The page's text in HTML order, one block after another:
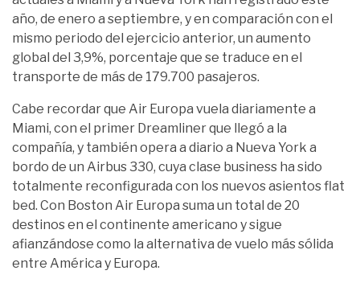
año, de enero a septiembre, y en comparación con el
mismo periodo del ejercicio anterior, un aumento
global del 3,9%, porcentaje que se traduce en el
transporte de más de 179.700 pasajeros.
Cabe recordar que Air Europa vuela diariamente a
Miami, con el primer Dreamliner que llegó a la
compañía, y también opera a diario a Nueva York a
bordo de un Airbus 330, cuya clase business ha sido
totalmente reconfigurada con los nuevos asientos flat
bed. Con Boston Air Europa suma un total de 20
destinos en el continente americano y sigue
afianzándose como la alternativa de vuelo más sólida
entre América y Europa.